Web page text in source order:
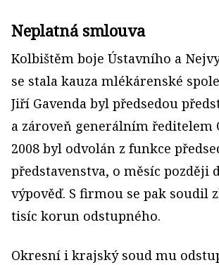
Neplatná smlouva
Kolbištěm boje Ústavního a
se stala kauza mlékárenské
Jiří Gavenda byl předsedou
a zároveň generálním ředitelem
2008 byl odvolán z funkce
představenstva, o měsíc později
výpověď. S firmou se pak soudil
tisíc korun odstupného.
Okresní i krajský soud mu